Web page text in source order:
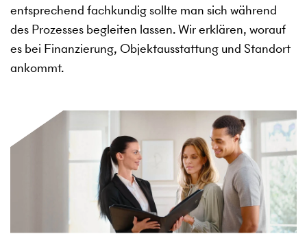
entsprechend fachkundig sollte man sich während
des Prozesses begleiten lassen. Wir erklären, worauf
es bei Finanzierung, Objektausstattung und Standort
ankommt.